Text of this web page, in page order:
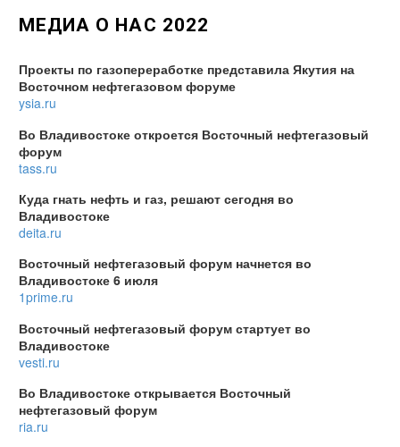
МЕДИА О НАС 2022
Проекты по газопереработке представила Якутия на
Восточном нефтегазовом форуме
ysia.ru
Во Владивостоке откроется Восточный нефтегазовый
форум
tass.ru
Куда гнать нефть и газ, решают сегодня во
Владивостоке
deita.ru
Восточный нефтегазовый форум начнется во
Владивостоке 6 июля
1prime.ru
Восточный нефтегазовый форум стартует во
Владивостоке
vesti.ru
Во Владивостоке открывается Восточный
нефтегазовый форум
ria.ru